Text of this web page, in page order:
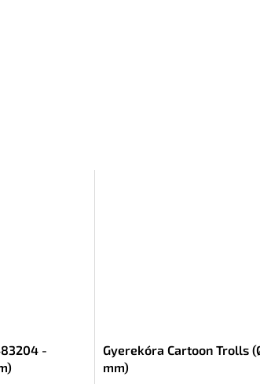
-
Gyerekóra Cartoon Trolls
mm)